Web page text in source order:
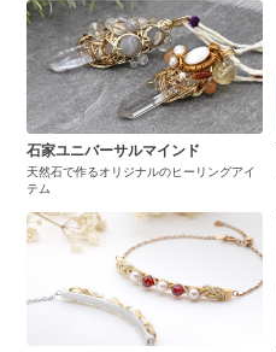
石家ユニバーサルマインド
天然石で作るオリジナルのヒーリングアイ
テム